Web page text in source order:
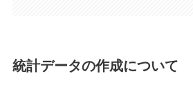
統計データの作成について